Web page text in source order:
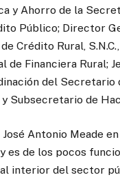
y Ahorro de la
Público; Director
Crédito Rural,
de Financiera Rural;
del Secretario
Subsecretario de
Antonio Meade
es de los pocos
interior del sector